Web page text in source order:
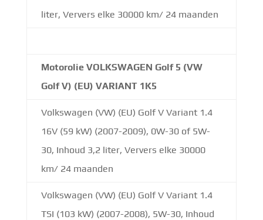
liter, Ververs elke 30000 km/ 24 maanden
Motorolie VOLKSWAGEN Golf 5 (VW
Golf V) (EU) VARIANT 1K5
Volkswagen (VW) (EU) Golf V Variant 1.4
16V (59 kW) (2007-2009), 0W-30 of 5W-
30, Inhoud 3,2 liter, Ververs elke 30000
km/ 24 maanden
Volkswagen (VW) (EU) Golf V Variant 1.4
TSI (103 kW) (2007-2008), 5W-30, Inhoud